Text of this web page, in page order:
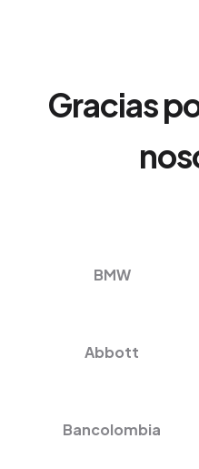
Gracias
BMW
Abbott
Bancolombia